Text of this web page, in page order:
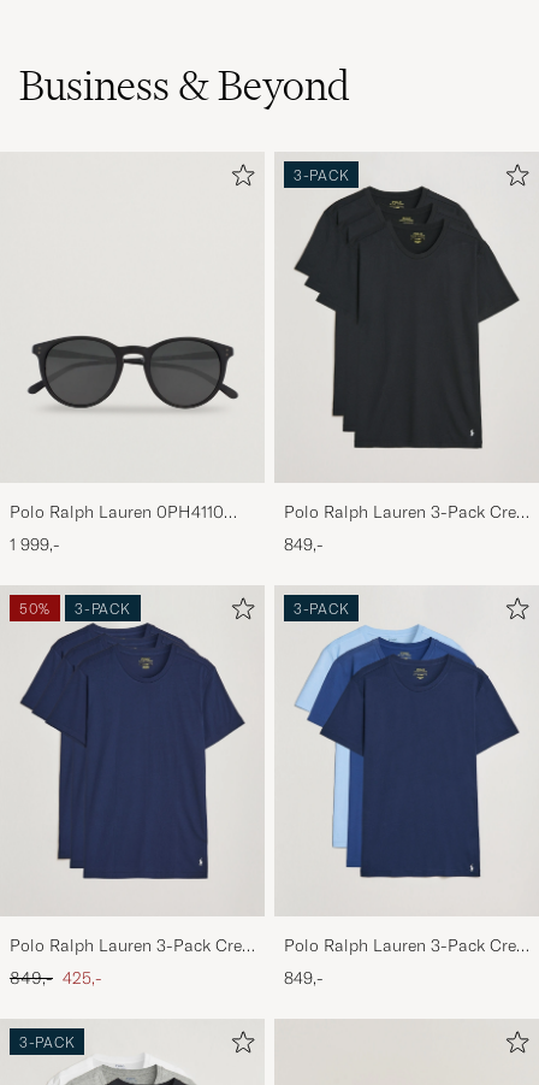
Business & Beyond
Polo Ralph Lauren 0PH4110
Round Sunglasses Matte Black
1 999,-
3-PACK
Polo Ralph Lauren 3-Pack Crew
Neck T-Shirt Black
849,-
50% 3-PACK
Polo Ralph Lauren 3-Pack Crew
Neck T-Shirt Navy
Ordinær pris
849,- Nedsatt pris
425,-
3-PACK
Polo Ralph Lauren 3-Pack Crew
Neck T-Shirt Navy/Light
Navy/Elite Blue
849,-
3-PACK